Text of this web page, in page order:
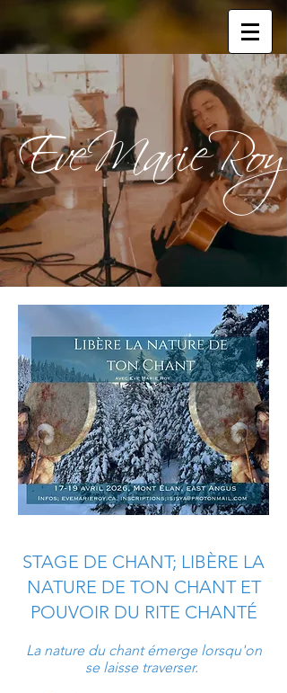
EveMarieRoy
STAGE DE CHANT; LIBÈRE LA
NATURE DE TON CHANT ET
POUVOIR DU RITE CHANTÉ
La nature du chant émerge lorsqu'on
se laisse traverser.